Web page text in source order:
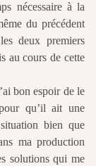
nécessaire à la
du précédent
deux premiers
au cours de cette
bon espoir de le
qu’il ait une
bien que
ma production
solutions qui me